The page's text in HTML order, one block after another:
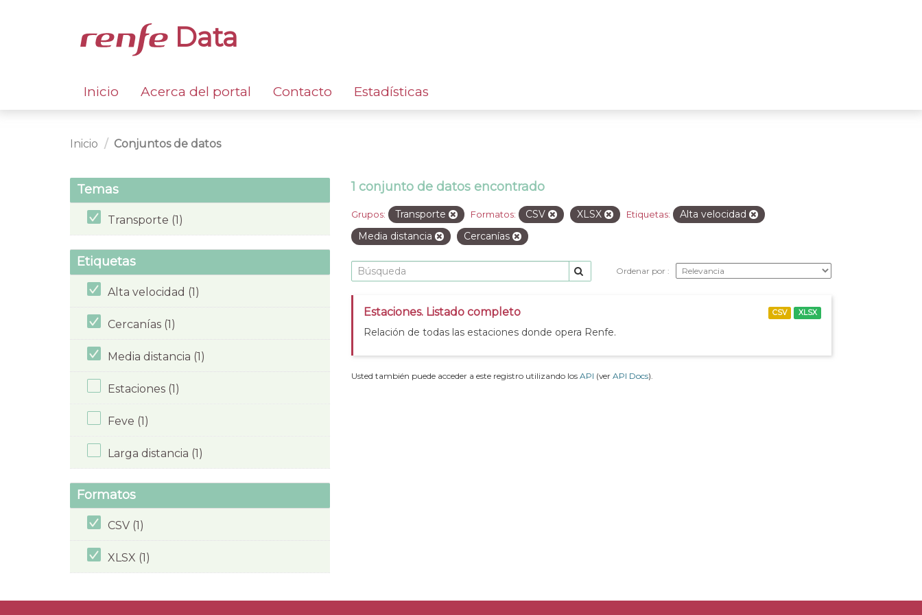
Data
Inicio Acerca del portal Contacto Estadísticas
Inicio Conjuntos de datos
Temas
Transporte (1)
Etiquetas
Alta velocidad (1)
Cercanías (1)
Media distancia (1)
Estaciones (1)
Feve (1)
Larga distancia (1)
Formatos
CSV (1)
XLSX (1)
1 conjunto de datos encontrado
Grupos: Transporte Formatos: CSV XLSX Etiquetas:
Alta velocidad
Media distancia
Cercanías
Ordenar por
Estaciones. Listado completo
Relación de todas las estaciones donde opera Renfe.
CSV XLSX
Usted también puede acceder a este registro utilizando los API (ver API Docs).